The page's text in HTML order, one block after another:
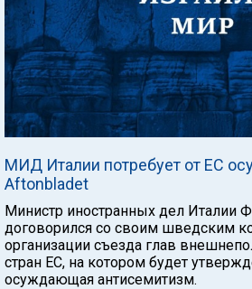
МИД Италии потребует от ЕС
Aftonbladet
Министр иностранных дел Италии
договорился со своим шведским
организации съезда глав
стран ЕС, на котором будет
осуждающая антисемитизм.